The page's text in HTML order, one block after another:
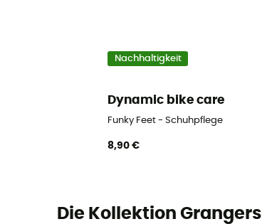
Nachhaltigkeit
Dynamic bike care
Funky Feet - Schuhpflege
8,90 €
Die Kollektion Grangers